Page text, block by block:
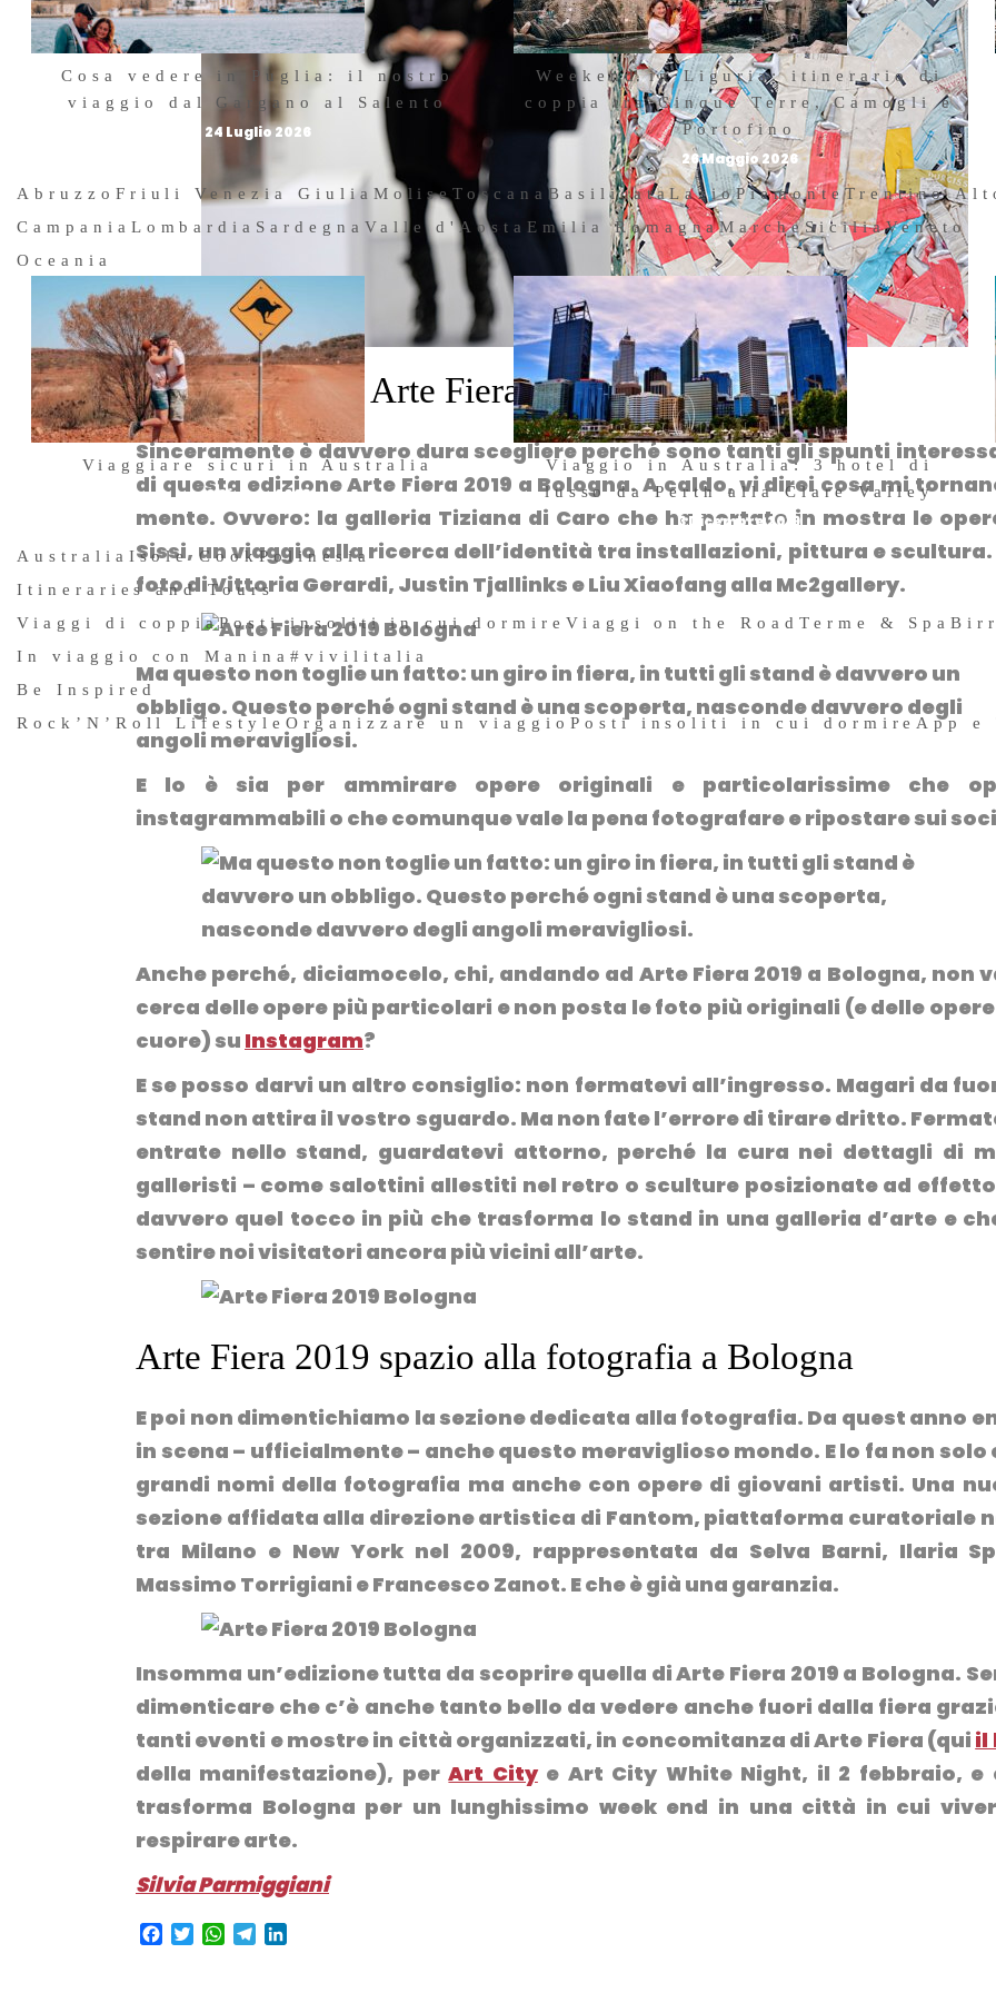
Cosa vedere in Puglia: il nostro
viaggio dal Gargano al Salento
24 Luglio 2026
Weekend in Liguria: itinerario di
coppia tra Cinque Terre, Camogli e
Portofino
26 Maggio 2026
Abruzzo Friuli Venezia Giulia MoliseToscana BasilicataLazioPiemonteTrentino
Campania Lombardia Sardegna Valle d'Aosta Emilia RomagnaMarcheSiciliaVeneto
Oceania
Viaggiare sicuri in Australia
6 Giugno 2023
Viaggio in Australia: 3 hotel di
lusso da Perth alla Clare Valley
3 Dicembre 2019
Australia Isole CookPolinesia
Itineraries and Tours
Viaggi di coppiaPosti insoliti in cui dormire Viaggi on the Road Terme & Spa
In viaggio con Manina #vivilitalia
Be Inspired
Rock’N’Roll Lifestyle Organizzare un viaggio Posti insoliti in cui dormire App e
Cosa vedere ad Arte Fiera 2019 a Bologna
Sinceramente è davvero dura scegliere perché sono tanti gli spunti
di questa edizione Arte Fiera 2019 a Bologna. A caldo, vi direi cosa mi
mente. Ovvero: la galleria Tiziana di Caro che ha portato in mostra le
Sissi, un viaggio alla ricerca dell’identità tra installazioni, pittura e scultura.
foto di Vittoria Gerardi, Justin Tjallinks e Liu Xiaofang alla Mc2gallery.
Ma questo non toglie un fatto: un giro in fiera, in tutti gli stand è davvero un
obbligo. Questo perché ogni stand è una scoperta, nasconde davvero degli
angoli meravigliosi.
E lo è sia per ammirare opere originali e particolarissime che
instagrammabili o che comunque vale la pena fotografare e ripostare sui
Anche perché, diciamocelo, chi, andando ad Arte Fiera 2019 a Bologna, non
cerca delle opere più particolari e non posta le foto più originali (e delle
cuore) su Instagram?
E se posso darvi un altro consiglio: non fermatevi all’ingresso. Magari da
stand non attira il vostro sguardo. Ma non fate l’errore di tirare dritto.
entrate nello stand, guardatevi attorno, perché la cura nei dettagli di
galleristi – come salottini allestiti nel retro o sculture posizionate ad effetto
davvero quel tocco in più che trasforma lo stand in una galleria d’arte e
sentire noi visitatori ancora più vicini all’arte.
Arte Fiera 2019 spazio alla fotografia a Bologna
E poi non dimentichiamo la sezione dedicata alla fotografia. Da quest anno
in scena – ufficialmente – anche questo meraviglioso mondo. E lo fa non solo
grandi nomi della fotografia ma anche con opere di giovani artisti. Una
sezione affidata alla direzione artistica di Fantom, piattaforma curatoriale
tra Milano e New York nel 2009, rappresentata da Selva Barni, Ilaria
Massimo Torrigiani e Francesco Zanot. E che è già una garanzia.
Insomma un’edizione tutta da scoprire quella di Arte Fiera 2019 a Bologna.
dimenticare che c’è anche tanto bello da vedere anche fuori dalla fiera
tanti eventi e mostre in città organizzati, in concomitanza di Arte Fiera (qui il
della manifestazione), perArt Citye Art City White Night, il 2 febbraio, e
trasforma Bologna per un lunghissimo week end in una città in cui
respirare arte.
Silvia Parmiggiani
Facebook
TwitterWhatsApp
Telegram